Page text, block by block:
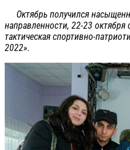
Октябрь получился
направленности, 22-23 октября
тактическая спортивно-
2022».